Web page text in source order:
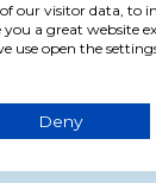
ajoute de la
garantissant
le Fauteuil
un confort et
our visitor data, to
a great website
use open the
Deny